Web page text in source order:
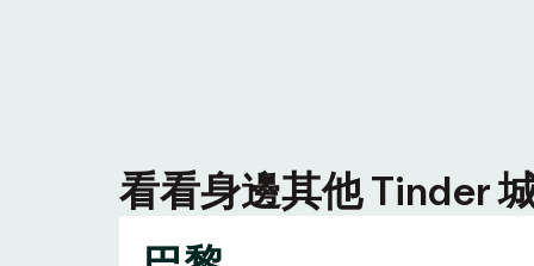
看看身邊其他 Tinder